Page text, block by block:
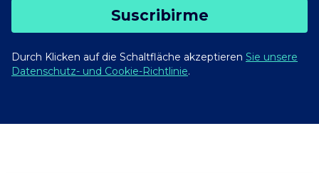
Suscribirme
Durch Klicken auf die Schaltfläche akzeptieren Sie unsere
Datenschutz- und Cookie-Richtlinie.